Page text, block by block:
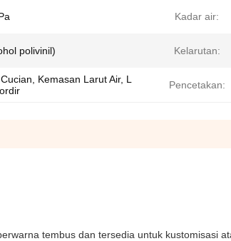
Kadar air:
polivinil) Kelarutan:
Kemasan Larut Air, L
Pencetakan:
tembus dan tersedia untuk kustomisasi